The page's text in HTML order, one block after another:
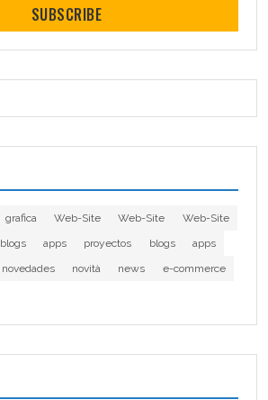
SUBSCRIBE
grafica Web-Site Web-Site
Web-Site
blogs apps proyectos blogs
apps
novedades novità news
e-commerce